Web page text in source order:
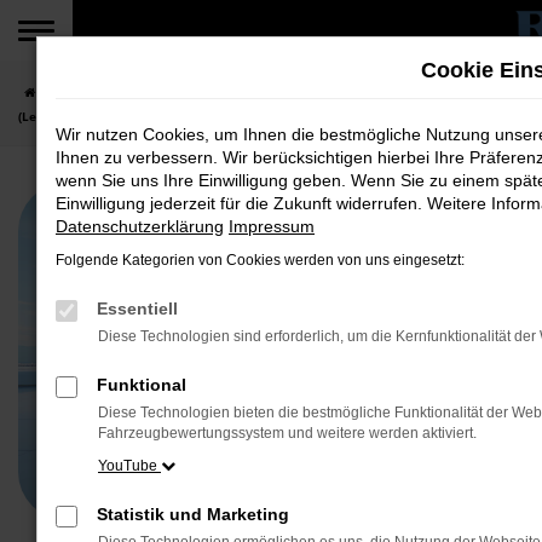
Zum
(Leasingangebot Gewerbekunden)
Cookie
Wir nutzen Cookies, um Ihnen die bestmögliche Nutzung
Ihnen zu verbessern. Wir berücksichtigen hierbei Ihre
wenn Sie uns Ihre Einwilligung geben. Wenn Sie zu einem
Einwilligung jederzeit für die Zukunft widerrufen. Weitere
Datenschutzerklärung Impressum
Folgende Kategorien von Cookies werden von uns eingesetzt:
Essentiell
Diese Technologien sind erforderlich, um die Kernfunktionalität
Funktional
Diese Technologien bieten die bestmögliche Funktionalität der
Fahrzeugbewertungssystem und weitere werden aktiviert.
YouTube
Statistik und Marketing